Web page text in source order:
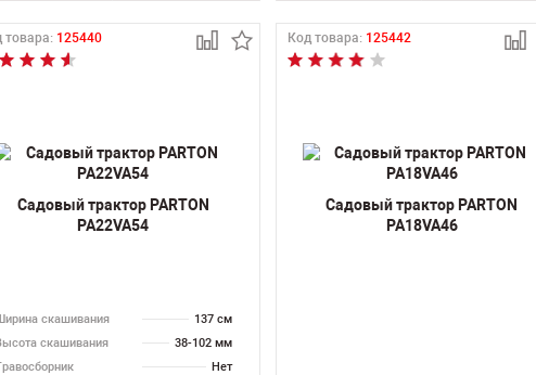
товара: 125440
Садовый трактор PARTON
PA22VA54
скашивания
137 см
скашивания
38-102 мм
Нет
Код товара: 125442
Садовый трактор PARTON
PA18VA46